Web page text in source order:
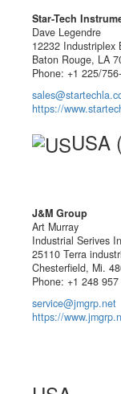
Star-Tech
Dave Legendre
12232 Industriplex
Baton Rouge, LA
Phone: +1 225/
https://
USA
J&M Group
Art Murray
Industrial Serives
25110 Terra
Chesterfield, Mi.
Phone: +1 248
service@jmgrp.net
https://